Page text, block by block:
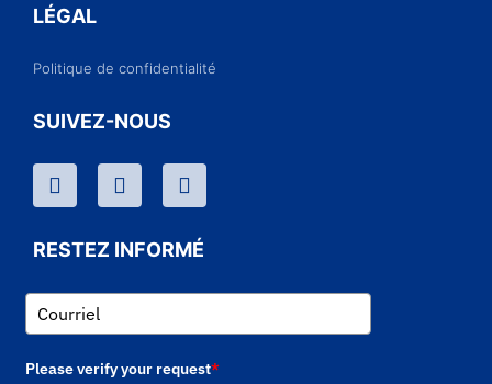
LÉGAL
Politique de confidentialité
SUIVEZ-NOUS
RESTEZ INFORMÉ
Please verify your request*